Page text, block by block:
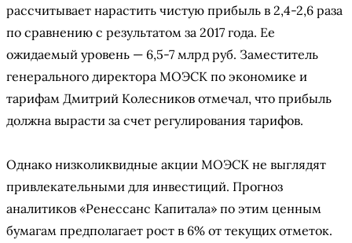
рассчитывает нарастить чистую прибыль в 2,4-2,6 раза
по сравнению с результатом за 2017 года. Ее
ожидаемый уровень — 6,5-7 млрд руб. Заместитель
генерального директора МОЭСК по экономике и
тарифам Дмитрий Колесников отмечал, что прибыль
должна вырасти за счет регулирования тарифов.
Однако низколиквидные акции МОЭСК не выглядят
привлекательными для инвестиций. Прогноз
аналитиков «Ренессанс Капитала» по этим ценным
бумагам предполагает рост в 6% от текущих отметок.